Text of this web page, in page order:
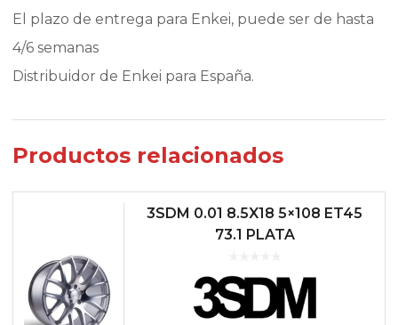
El plazo de entrega para Enkei, puede ser de hasta
4/6 semanas
Distribuidor de Enkei para España.
Productos relacionados
3SDM 0.01 8.5X18 5×108 ET45
73.1 PLATA